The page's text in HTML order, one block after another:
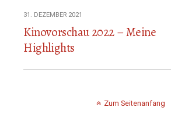
31. DEZEMBER 2021
Kinovorschau 2022 – Meine
Highlights
Zum Seitenanfang